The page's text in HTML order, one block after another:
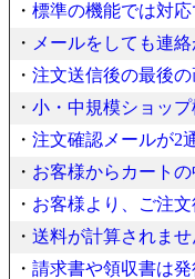
・ 標準の機能では対
・ メールをしても連
・ 注文送信後の最後の
・ 小・中規模ショッ
・ 注文確認メールが2
・ お客様からカート
・ お客様より、ご注
・ 送料が計算されませ
・ 請求書や領収書は